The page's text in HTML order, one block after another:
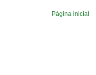
Página inicial